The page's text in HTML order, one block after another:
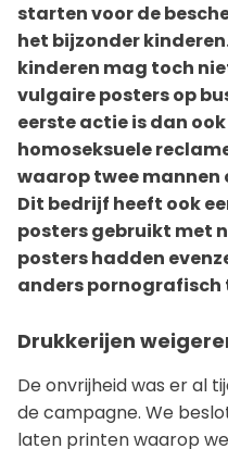
starten voor de
het bijzonder
kinderen mag toch
vulgaire posters op
eerste actie is dan
homoseksuele
waarop twee mannen
Dit bedrijf heeft ook
posters gebruikt met
posters hadden
anders
Drukkerijen
De onvrijheid was er al
de campagne. We
laten printen waarop